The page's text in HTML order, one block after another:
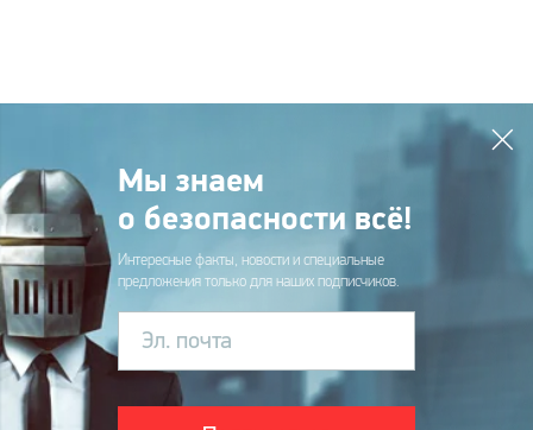
Мы знаем
о безопасности всё!
Интересные факты, новости и специальные
предложения только для наших подписчиков.
Эл. почта